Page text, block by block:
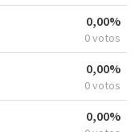
0,00%
0 votos
0,00%
0 votos
0,00%